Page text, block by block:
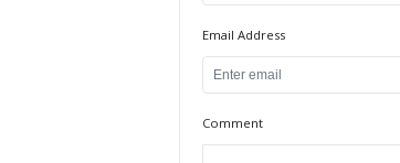
Email Address
Comment